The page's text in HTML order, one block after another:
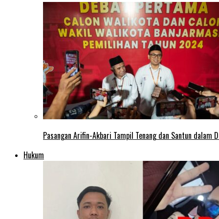
Pasangan Arifin-Akbari Tampil Tenang dan Santun dalam
Hukum